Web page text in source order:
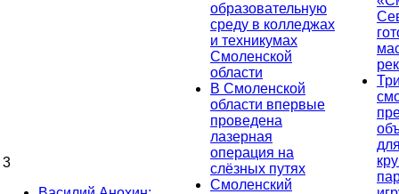
3
образовательную
среду в колледжах
и техникумах
Смоленской
области
В Смоленской
области впервые
проведена
лазерная
операция на
слёзных путях
Смоленский